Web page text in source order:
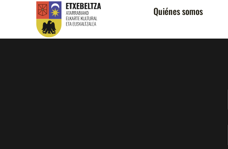
Quiénes somos